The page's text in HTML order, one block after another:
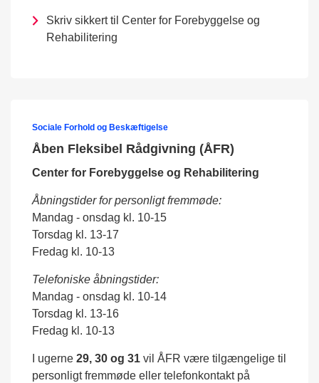
Skriv sikkert til Center for Forebyggelse og
Rehabilitering
Sociale Forhold og Beskæftigelse
Åben Fleksibel Rådgivning (ÅFR)
Center for Forebyggelse og Rehabilitering
Åbningstider for personligt fremmøde:
Mandag - onsdag kl. 10-15
Torsdag kl. 13-17
Fredag kl. 10-13
Telefoniske åbningstider:
Mandag - onsdag kl. 10-14
Torsdag kl. 13-16
Fredag kl. 10-13
I ugerne 29, 30 og 31 vil ÅFR være tilgængelige til
personligt fremmøde eller telefonkontakt på